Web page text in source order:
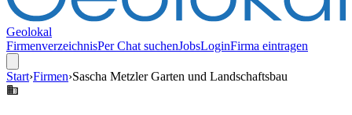
Geolokal
FirmenverzeichnisPer Chat suchenJobsLoginFirma eintragen
Start›Firmen›Sascha Metzler Garten und Landschaftsbau